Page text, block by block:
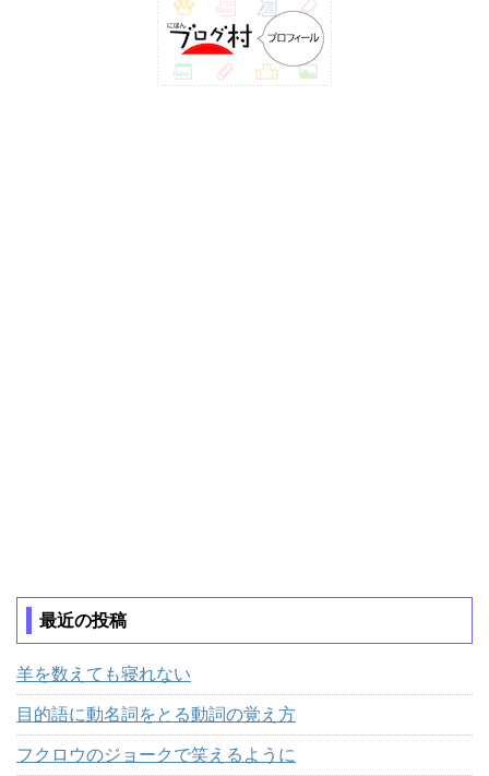
最近の投稿
羊を数えても寝れない
目的語に動名詞をとる動詞の覚え方
フクロウのジョークで笑えるように